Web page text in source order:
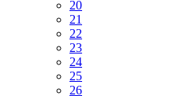
20
21
22
23
24
25
26